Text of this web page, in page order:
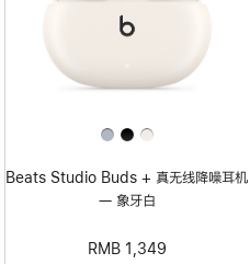
Beats Studio Buds + 真无线降噪耳机
— 象牙白
RMB 1,349